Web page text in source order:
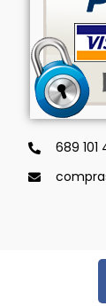
689 101